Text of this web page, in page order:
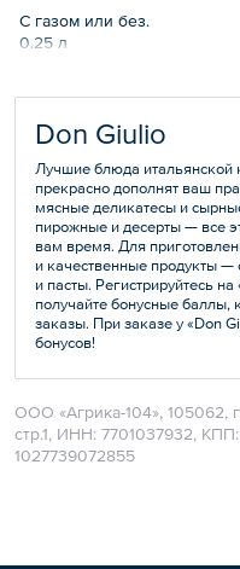
С газом или без.
0.25 л
Don Giulio
Лучшие блюда итальянской
прекрасно дополнят ваш
мясные деликатесы и
пирожные и десерты — все
вам время. Для
и качественные продукты
и пасты. Регистрируйтесь
получайте бонусные
заказы. При заказе у «Don
бонусов!
ООО «Агрика-104», 105062,
стр.1, ИНН: 7701037932,
1027739072855